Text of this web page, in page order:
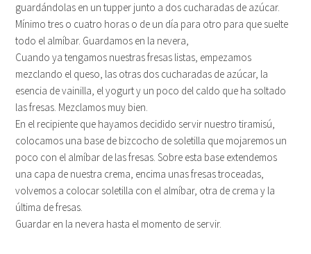
guardándolas en un tupper junto a dos cucharadas de azúcar.
Mínimo tres o cuatro horas o de un día para otro para que suelte
todo el almíbar. Guardamos en la nevera,
Cuando ya tengamos nuestras fresas listas, empezamos
mezclando el queso, las otras dos cucharadas de azúcar, la
esencia de vainilla, el yogurt y un poco del caldo que ha soltado
las fresas. Mezclamos muy bien.
En el recipiente que hayamos decidido servir nuestro tiramisú,
colocamos una base de bizcocho de soletilla que mojaremos un
poco con el almíbar de las fresas. Sobre esta base extendemos
una capa de nuestra crema, encima unas fresas troceadas,
volvemos a colocar soletilla con el almíbar, otra de crema y la
última de fresas.
Guardar en la nevera hasta el momento de servir.